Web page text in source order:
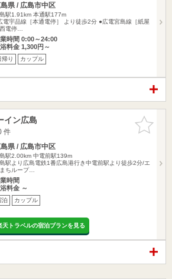
県 / 広島市中区
駅1.91km 本通駅177m
電宇品線［本通電停］ より徒歩2分 ●広電宮島線［紙屋
電停…
時間 0:00～24:00
料金 1,300円～
帰り カップル
お気に入
りに追加
ン広島
件
県 / 広島市中区
駅2.00km 中電前駅139m
駅より広島電鉄1番広島港行き中電前駅より徒歩2分/エ
ちループ…
時間
料金 ～
泊 カップル
天トラベルの宿泊プランを見る